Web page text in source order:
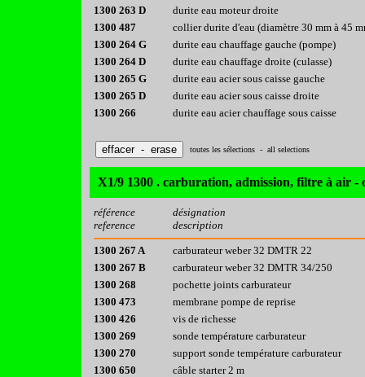
1300 263 D
durite eau moteur droite
1300 487
collier durite d'eau (diamètre 30 mm à 45
1300 264 G
durite eau chauffage gauche (pompe)
1300 264 D
durite eau chauffage droite (culasse)
1300 265 G
durite eau acier sous caisse gauche
1300 265 D
durite eau acier sous caisse droite
1300 266
durite eau acier chauffage sous caisse
toutes les sélections - all selections
X1/9 1300 . carburation, admission, filtre à air
référence
reference
désignation
description
1300 267 A
carburateur weber 32 DMTR 22
1300 267 B
carburateur weber 32 DMTR 34/250
1300 268
pochette joints carburateur
1300 473
membrane pompe de reprise
1300 426
vis de richesse
1300 269
sonde température carburateur
1300 270
support sonde température carburateur
1300 650
câble starter 2 m